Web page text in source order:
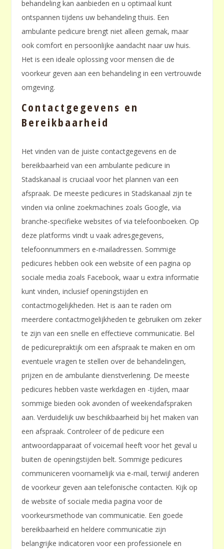
behandeling kan aanbieden en u optimaal kunt
ontspannen tijdens uw behandeling thuis. Een
ambulante pedicure brengt niet alleen gemak, maar
ook comfort en persoonlijke aandacht naar uw huis.
Het is een ideale oplossing voor mensen die de
voorkeur geven aan een behandeling in een vertrouwde
omgeving.
Contactgegevens en
Bereikbaarheid
Het vinden van de juiste contactgegevens en de
bereikbaarheid van een ambulante pedicure in
Stadskanaal is cruciaal voor het plannen van een
afspraak. De meeste pedicures in Stadskanaal zijn te
vinden via online zoekmachines zoals Google, via
branche-specifieke websites of via telefoonboeken. Op
deze platforms vindt u vaak adresgegevens,
telefoonnummers en e-mailadressen. Sommige
pedicures hebben ook een website of een pagina op
sociale media zoals Facebook, waar u extra informatie
kunt vinden, inclusief openingstijden en
contactmogelijkheden. Het is aan te raden om
meerdere contactmogelijkheden te gebruiken om zeker
te zijn van een snelle en effectieve communicatie. Bel
de pedicurepraktijk om een afspraak te maken en om
eventuele vragen te stellen over de behandelingen,
prijzen en de ambulante dienstverlening. De meeste
pedicures hebben vaste werkdagen en -tijden, maar
sommige bieden ook avonden of weekendafspraken
aan. Verduidelijk uw beschikbaarheid bij het maken van
een afspraak. Controleer of de pedicure een
antwoordapparaat of voicemail heeft voor het geval u
buiten de openingstijden belt. Sommige pedicures
communiceren voornamelijk via e-mail, terwijl anderen
de voorkeur geven aan telefonische contacten. Kijk op
de website of sociale media pagina voor de
voorkeursmethode van communicatie. Een goede
bereikbaarheid en heldere communicatie zijn
belangrijke indicatoren voor een professionele en